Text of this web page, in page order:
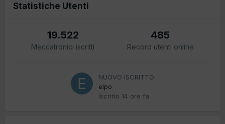
Statistiche Utenti
19.522
Meccatronici iscritti
485
Record utenti online
NUOVO ISCRITTO
elpo
Iscritto 14 ore fa